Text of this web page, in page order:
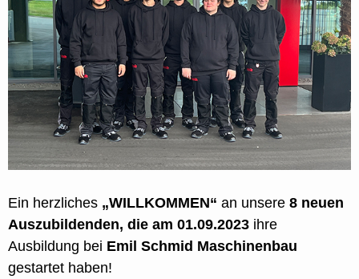
Ein herzliches „WILLKOMMEN“ an unsere 8 neuen
Auszubildenden, die am 01.09.2023 ihre
Ausbildung bei Emil Schmid Maschinenbau
gestartet haben!